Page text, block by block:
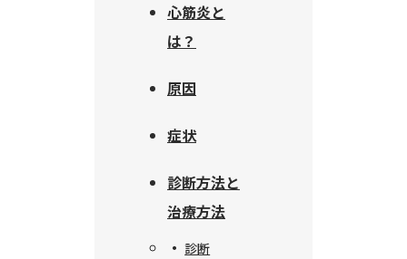
心筋炎と
は？
原因
症状
診断方法と
治療方法
診断